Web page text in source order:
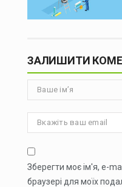
ЗАЛИШИТИ
Зберегти моє ім'я, e-
браузері для моїх